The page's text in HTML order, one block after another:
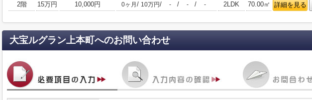
2階
15万円 10,000円 0ヶ月 / 10万円/ - / - / - 2LDK 70.00㎡ 詳細を見る
大宝ルグラン上本町へのお問い合わせ